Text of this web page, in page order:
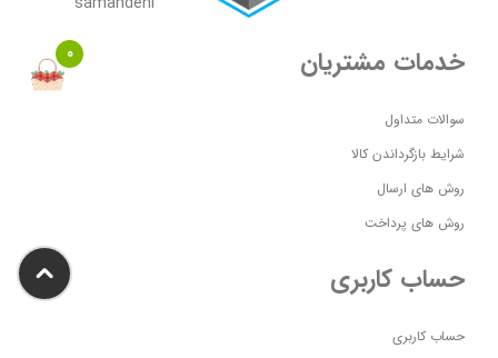
خدمات مشتریان
سوالات متداول
شرایط بازگرداندن کالا
روش های ارسال
روش های پرداخت
حساب کاربری
حساب کاربری
0